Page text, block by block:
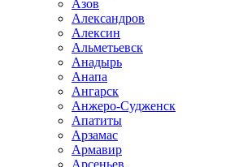
Азов
Александров
Алексин
Альметьевск
Анадырь
Анапа
Ангарск
Анжеро-Судженск
Апатиты
Арзамас
Армавир
Арсеньев